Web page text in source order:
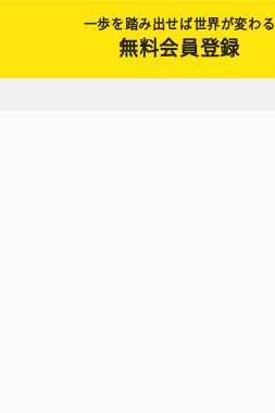
一歩を踏み出せば世界が変わる
無料会員登録